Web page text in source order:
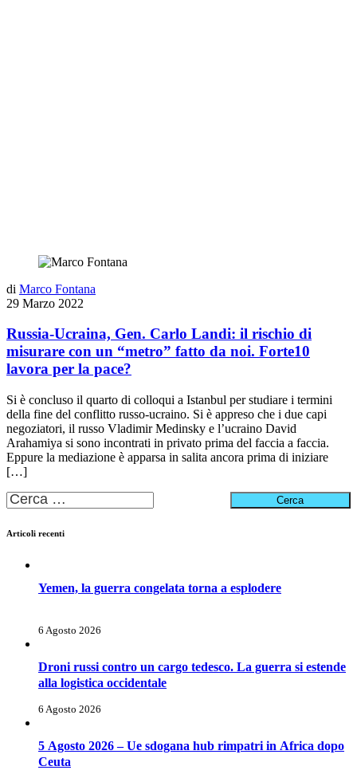
di Marco Fontana
29 Marzo 2022
Russia-Ucraina, Gen. Carlo Landi: il rischio di
misurare con un “metro” fatto da noi. Forte10
lavora per la pace?
Si è concluso il quarto di colloqui a Istanbul per studiare i termini
della fine del conflitto russo-ucraino. Si è appreso che i due capi
negoziatori, il russo Vladimir Medinsky e l’ucraino David
Arahamiya si sono incontrati in privato prima del faccia a faccia.
Eppure la mediazione è apparsa in salita ancora prima di iniziare
[…]
Ricerca
per:
Articoli recenti
Yemen, la guerra congelata torna a esplodere
6 Agosto 2026
Droni russi contro un cargo tedesco. La guerra si estende
alla logistica occidentale
6 Agosto 2026
5 Agosto 2026 – Ue sdogana hub rimpatri in Africa dopo
Ceuta